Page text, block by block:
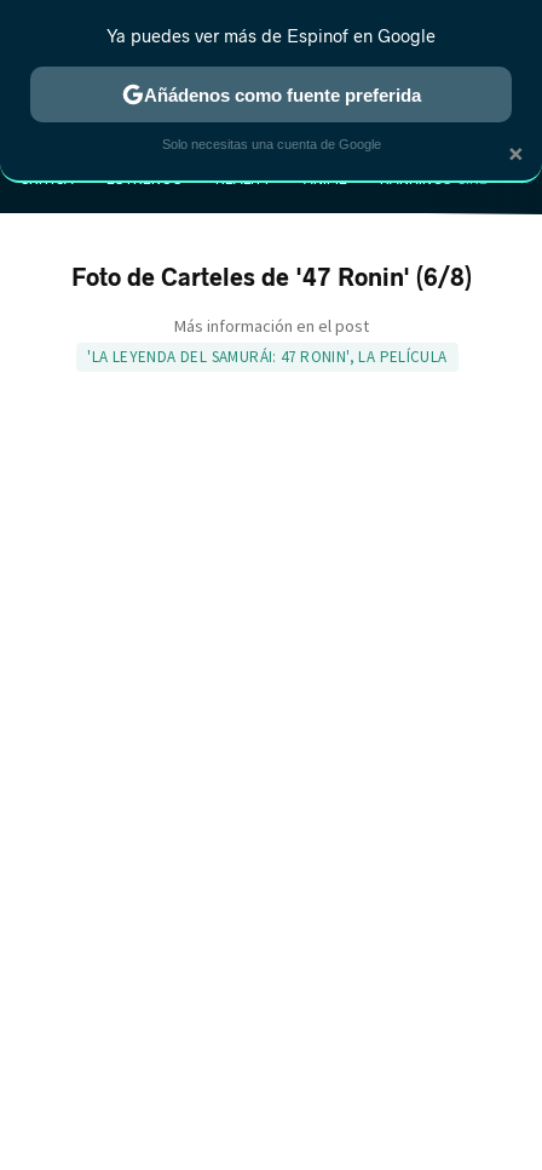
CRÍTICA ESTRENOS REALITY ANIME RANKINGS CINE
Foto de Carteles de '47 Ronin' (6/8)
Más información en el post
'LA LEYENDA DEL SAMURÁI: 47 RONIN', LA PELÍCULA
×
Ya puedes ver más de Espinof en Google
Añádenos como fuente preferida
Solo necesitas una cuenta de Google